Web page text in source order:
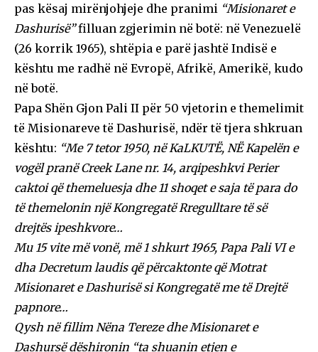
pas kësaj mirënjohjeje dhe pranimi “Misionaret e
Dashurisë”filluan zgjerimin në botë: në Venezuelë
(26 korrik 1965), shtëpia e parë jashtë Indisë e
kështu me radhë në Evropë, Afrikë, Amerikë, kudo
në botë.
Papa Shën Gjon Pali II për 50 vjetorin e themelimit
të Misionareve të Dashurisë, ndër të tjera shkruan
kështu: “Me 7 tetor 1950, në KaLKUTË, NË Kapelën e
vogël pranë Creek Lane nr. 14, arqipeshkvi Perier
caktoi që themeluesja dhe 11 shoqet e saja të para do
të themelonin një Kongregatë Rregulltare të së
drejtës ipeshkvore…
Mu 15 vite më vonë, më 1 shkurt 1965, Papa Pali VI e
dha Decretum laudis që përcaktonte që Motrat
Misionaret e Dashurisë si Kongregatë me të Drejtë
papnore…
Qysh në fillim Nëna Tereze dhe Misionaret e
Dashursë dëshironin “ta shuanin etjen e